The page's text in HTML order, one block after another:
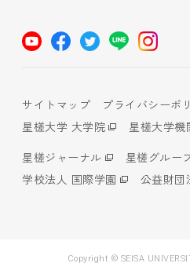
サイトマップ
プライバシーポ
星槎大学 大学院
星槎大学機
星槎ジャーナル
星槎グルー
学校法人 国際学園
公益財団
Copyright © SEISA